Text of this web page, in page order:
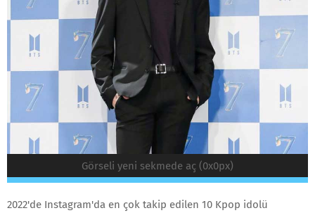
Görseli yeni sekmede aç (0x0px)
2022'de Instagram'da en çok takip edilen 10 Kpop idolü